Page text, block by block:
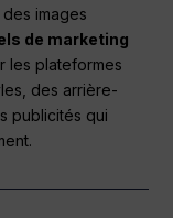
images
de marketing
les plateformes
des arrière-
publicités qui